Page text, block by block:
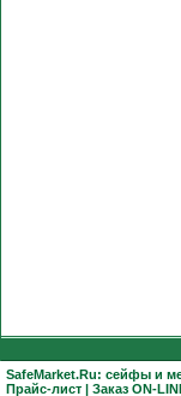
SafeMarket.Ru: сейфы и
Прайс-лист | Заказ ON-